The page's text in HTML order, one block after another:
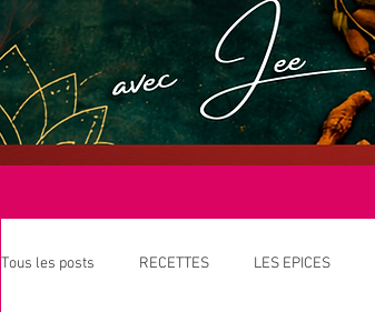
Tous les posts RECETTES LES EPICES